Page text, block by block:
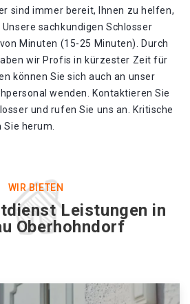
sind immer bereit, Ihnen zu helfen,
sachkundigen Schlosser
Minuten (15-25 Minuten). Durch
wir Profis in kürzester Zeit für
können Sie sich auch an unser
wenden. Kontaktieren Sie
und rufen Sie uns an. Kritische
herum.
WIR BIETEN
Leistungen in
Oberhohndorf